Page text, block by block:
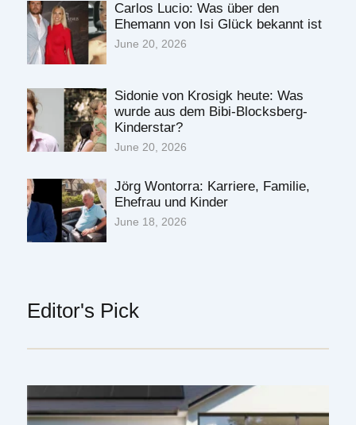
Carlos Lucio: Was über den
Ehemann von Isi Glück bekannt ist
June 20, 2026
Sidonie von Krosigk heute: Was
wurde aus dem Bibi-Blocksberg-
Kinderstar?
June 20, 2026
Jörg Wontorra: Karriere, Familie,
Ehefrau und Kinder
June 18, 2026
Editor's Pick